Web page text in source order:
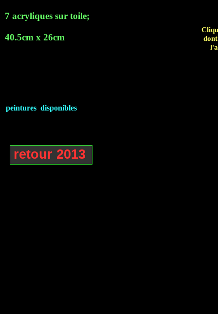
retour 2013
7 acryliques sur toile;
40.5cm x 26cm
peintures disponibles